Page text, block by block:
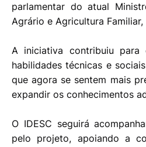
parlamentar do atual
Agrário e Agricultura Familiar,
A iniciativa contribuiu para
habilidades técnicas e
que agora se sentem mais
expandir os conhecimentos
O IDESC seguirá
pelo projeto, apoiando a